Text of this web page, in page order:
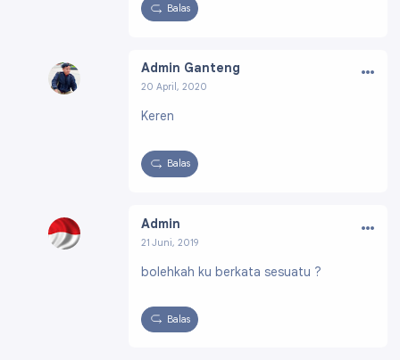
Balas
Admin Ganteng
20 April, 2020
04602781353435155
…
Keren
Balas
Admin
21 Juni, 2019
826404294327286
…
bolehkah ku berkata sesuatu ?
Balas